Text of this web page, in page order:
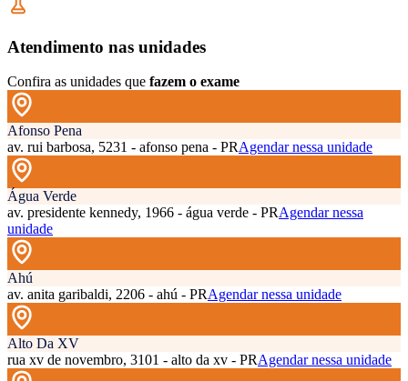
Atendimento nas unidades
Confira as unidades que fazem o exame
Afonso Pena
av. rui barbosa, 5231 - afonso pena - PRAgendar nessa unidade
Água Verde
av. presidente kennedy, 1966 - água verde - PRAgendar nessa
unidade
Ahú
av. anita garibaldi, 2206 - ahú - PRAgendar nessa unidade
Alto Da XV
rua xv de novembro, 3101 - alto da xv - PRAgendar nessa unidade